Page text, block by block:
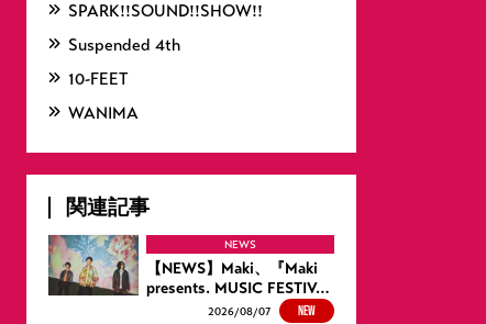
SPARK!!SOUND!!SHOW!!
Suspended 4th
10-FEET
WANIMA
関連記事
NEWS
【NEWS】Maki、『Maki
presents. MUSIC FESTIV…
2026/08/07 NEW